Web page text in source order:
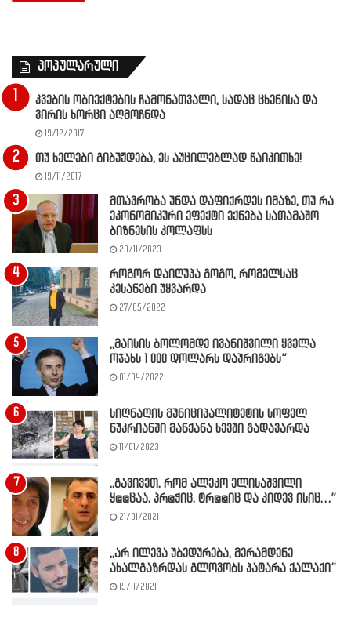
პოპულარული
კვების ობიექტების ჩამონათვალი, სადაც ცხენისა და
ვირის ხორცი აღმოჩნდა
19/12/2017
თუ ხელები გიბუჟდება, ეს აუცილებლად წაიკითხე!
19/11/2017
მთავრობა უნდა დაფიქრდეს იმაზე, თუ რა
ეკონომიკური ეფექტი ექნება სათამაშო
ბიზნესის კოლაფსს
28/11/2023
როგორ დაიღუპა გოგო, რომელსაც
კესანები უყვარდა
27/05/2022
,,მაისის ბოლომდე ივანიშვილი ყველა
ოჯახს 1 000 დოლარს დაურიგებს”
01/04/2022
სიღნაღის მუნიციპალიტეტის სოფელ
ნუკრიანში მანქანა ხევში გადავარდა
11/01/2023
,,გავივეთ, რომ ალეკო ელისაშვილი
ყ@@ცაა, პრ@ჭიც, ტრ@@იც და კიდევ ისიც…”
21/01/2021
,,არ ილევა უბედურება, მერამდენე
ახალგაზრდას გლოვობს პატარა ქალაქი”
15/11/2021